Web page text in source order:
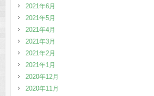
2021年6月
2021年5月
2021年4月
2021年3月
2021年2月
2021年1月
2020年12月
2020年11月